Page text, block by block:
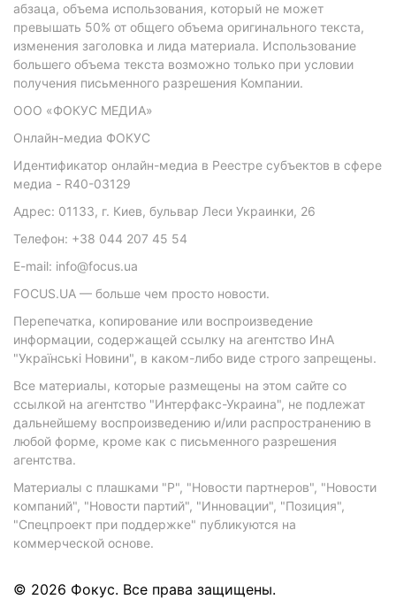
абзаца, объема использования, который не может
превышать 50% от общего объема оригинального текста,
изменения заголовка и лида материала. Использование
большего объема текста возможно только при условии
получения письменного разрешения Компании.
ООО «ФОКУС МЕДИА»
Онлайн-медиа ФОКУС
Идентификатор онлайн-медиа в Реестре субъектов в сфере
медиа - R40-03129
Адрес: 01133, г. Киев, бульвар Леси Украинки, 26
Телефон: +38 044 207 45 54
E-mail: info@focus.ua
FOCUS.UA — больше чем просто новости.
Перепечатка, копирование или воспроизведение
информации, содержащей ссылку на агентство ИнА
"Українські Новини", в каком-либо виде строго запрещены.
Все материалы, которые размещены на этом сайте со
ссылкой на агентство "Интерфакс-Украина", не подлежат
дальнейшему воспроизведению и/или распространению в
любой форме, кроме как с письменного разрешения
агентства.
Материалы с плашками "Р", "Новости партнеров", "Новости
компаний", "Новости партий", "Инновации", "Позиция",
"Спецпроект при поддержке" публикуются на
коммерческой основе.
© 2026 Фокус. Все права защищены.